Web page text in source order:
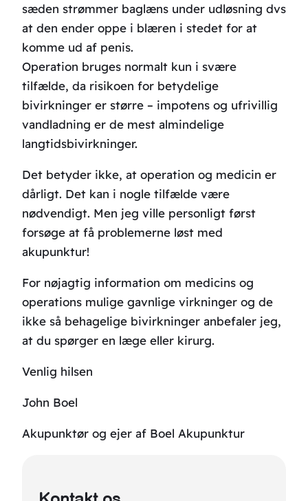
sæden strømmer baglæns under udløsning dvs
at den ender oppe i blæren i stedet for at
komme ud af penis.
Operation bruges normalt kun i svære
tilfælde, da risikoen for betydelige
bivirkninger er større – impotens og ufrivillig
vandladning er de mest almindelige
langtidsbivirkninger.
Det betyder ikke, at operation og medicin er
dårligt. Det kan i nogle tilfælde være
nødvendigt. Men jeg ville personligt først
forsøge at få problemerne løst med
akupunktur!
For nøjagtig information om medicins og
operations mulige gavnlige virkninger og de
ikke så behagelige bivirkninger anbefaler jeg,
at du spørger en læge eller kirurg.
Venlig hilsen
John Boel
Akupunktør og ejer af Boel Akupunktur